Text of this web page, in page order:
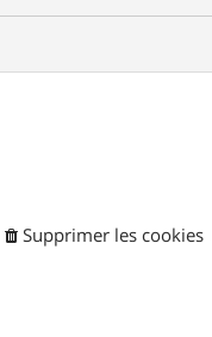
Supprimer les cookies